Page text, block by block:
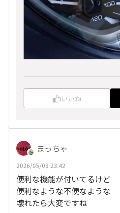
いいね
まっちゃ
2026/05/08 23:42
便利な機能が付いてるけど
便利なような不便なような
壊れたら大変ですね